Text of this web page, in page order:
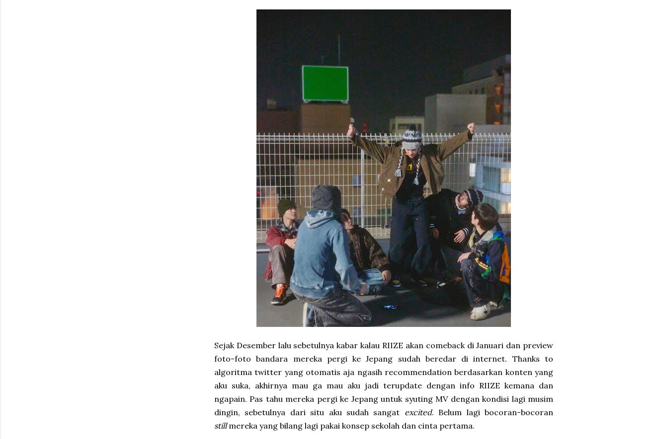
Sejak Desember lalu sebetulnya kabar kalau RIIZE akan comeback di Januari dan preview
foto-foto bandara mereka pergi ke Jepang sudah beredar di internet. Thanks to
algoritma twitter yang otomatis aja ngasih recommendation berdasarkan konten yang
aku suka, akhirnya mau ga mau aku jadi terupdate dengan info RIIZE kemana dan
ngapain. Pas tahu mereka pergi ke Jepang untuk syuting MV dengan kondisi lagi musim
dingin, sebetulnya dari situ aku sudah sangat excited. Belum lagi bocoran-bocoran
stillmereka yang bilang lagi pakai konsep sekolah dan cinta pertama.